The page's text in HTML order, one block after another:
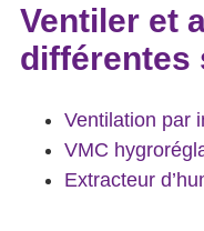
Ventiler et
différentes
Ventilation par
VMC
Extracteur